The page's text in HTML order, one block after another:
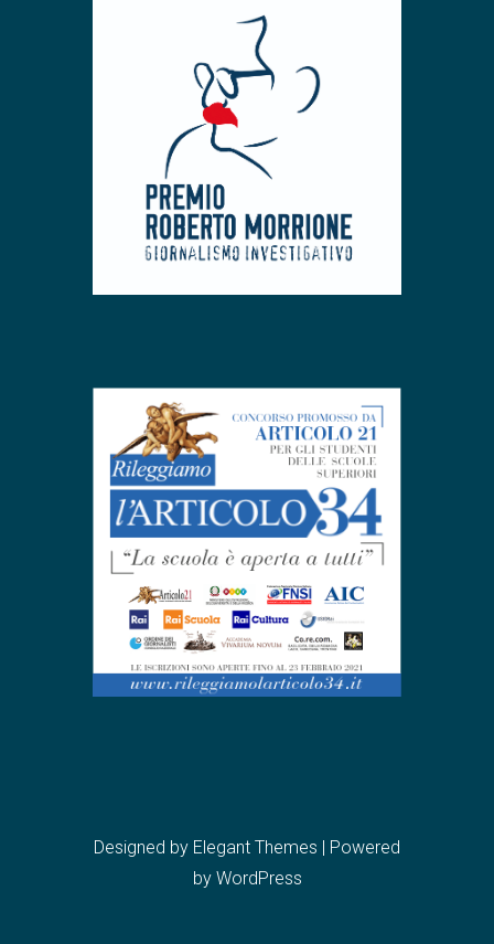
Designed by Elegant Themes | Powered
by WordPress